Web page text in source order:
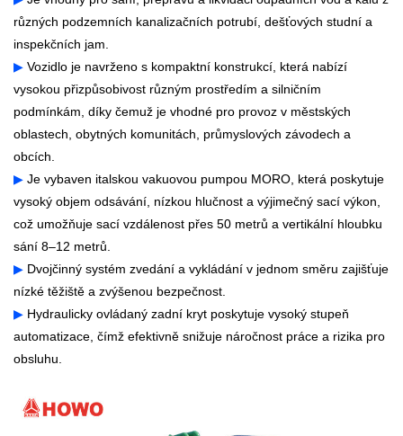
různých podzemních kanalizačních potrubí, dešťových studní a
inspekčních jam.
▶ Vozidlo je navrženo s kompaktní konstrukcí, která nabízí
vysokou přizpůsobivost různým prostředím a silničním
podmínkám, díky čemuž je vhodné pro provoz v městských
oblastech, obytných komunitách, průmyslových závodech a
obcích.
▶ Je vybaven italskou vakuovou pumpou MORO, která poskytuje
vysoký objem odsávání, nízkou hlučnost a výjimečný sací výkon,
což umožňuje sací vzdálenost přes 50 metrů a vertikální hloubku
sání 8–12 metrů.
▶ Dvojčinný systém zvedání a vykládání v jednom směru zajišťuje
nízké těžiště a zvýšenou bezpečnost.
▶ Hydraulicky ovládaný zadní kryt poskytuje vysoký stupeň
automatizace, čímž efektivně snižuje náročnost práce a rizika pro
obsluhu.